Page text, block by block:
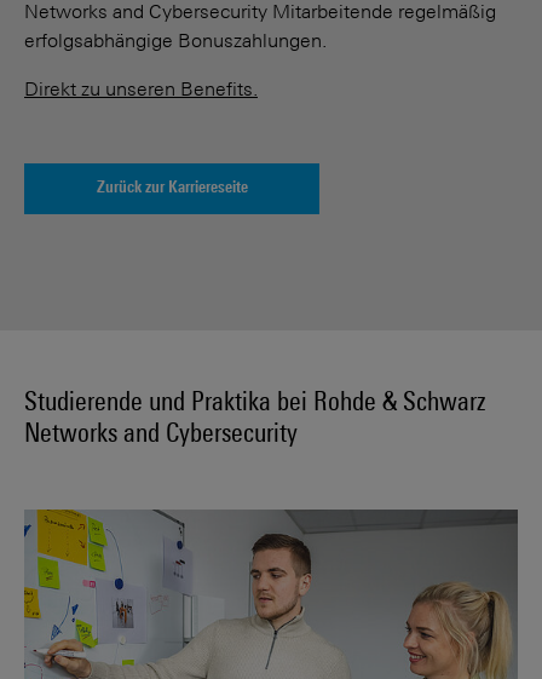
Networks and Cybersecurity Mitarbeitende regelmäßig
erfolgsabhängige Bonuszahlungen.
Direkt zu unseren Benefits.
Zurück zur Karriereseite
Studierende und Praktika bei Rohde & Schwarz
Networks and Cybersecurity